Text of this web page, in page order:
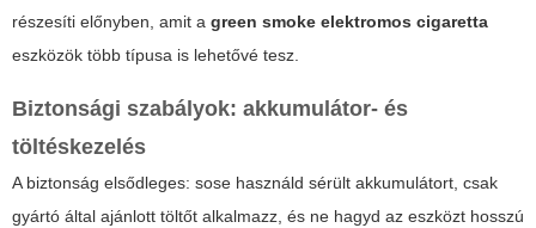
részesíti előnyben, amit a green smoke elektromos cigaretta
eszközök több típusa is lehetővé tesz.
Biztonsági szabályok: akkumulátor- és
töltéskezelés
A biztonság elsődleges: sose használd sérült akkumulátort, csak
gyártó által ajánlott töltőt alkalmazz, és ne hagyd az eszközt hosszú